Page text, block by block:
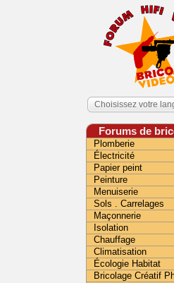
Choisissez votre
Forums de
Plomberie
Électricité
Papier peint
Peinture
Menuiserie
Sols . Carrelages
Maçonnerie
Isolation
Chauffage
Climatisation
Écologie Habitat
Bricolage Créatif